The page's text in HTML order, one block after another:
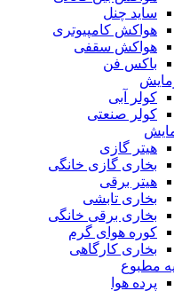
ساید چنل
هواکش کامپیوتری
هواکش سقفی
باکس فن
کولر آبی
کولر صنعتی
هیتر گازی
بخاری گازی خانگی
هیتر برقی
بخاری تابشی
بخاری برقی خانگی
کوره هوای گرم
بخاری کارگاهی
مطبوع
پرده هوا